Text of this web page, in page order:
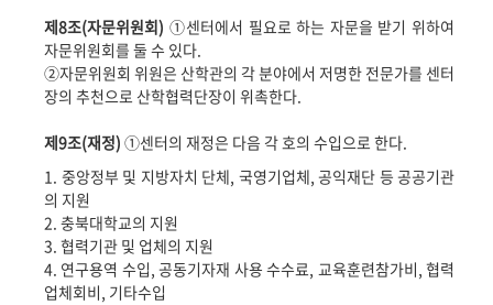
제8조(자문위원회) ①센터에서 필요로 하는 자문을 받기 위하여
자문위원회를 둘 수 있다.
②자문위원회 위원은 산학관의 각 분야에서 저명한 전문가를 센터
장의 추천으로 산학협력단장이 위촉한다.
제9조(재정) ①센터의 재정은 다음 각 호의 수입으로 한다.
1. 중앙정부 및 지방자치 단체, 국영기업체, 공익재단 등 공공기관
의 지원
2. 충북대학교의 지원
3. 협력기관 및 업체의 지원
4. 연구용역 수입,공동기자재 사용 수수료, 교육훈련참가비,협력
업체회비, 기타수입